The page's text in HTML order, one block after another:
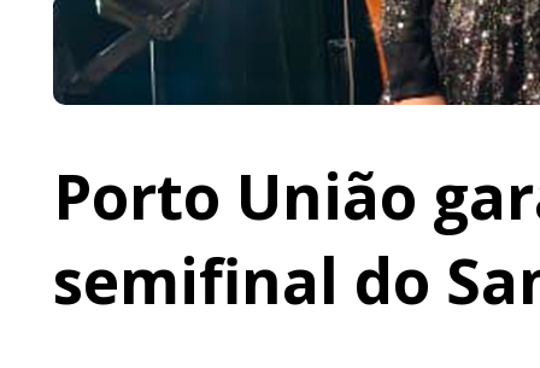
Porto União
semifinal do